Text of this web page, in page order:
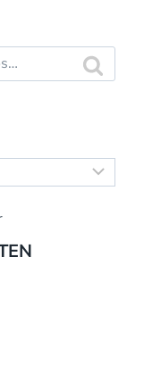
Buscar